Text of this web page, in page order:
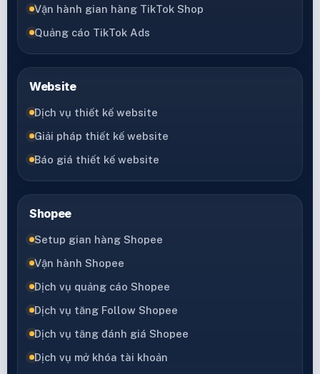
Vận hành gian hàng TikTok Shop
Quảng cáo TikTok Ads
Website
Dịch vụ thiết kế website
Giải pháp thiết kế website
Báo giá thiết kế website
Shopee
Setup gian hàng Shopee
Vận hành Shopee
Dịch vụ quảng cáo Shopee
Dịch vụ tăng Follow Shopee
Dịch vụ tăng đánh giá Shopee
Dịch vụ mở khóa tài khoản